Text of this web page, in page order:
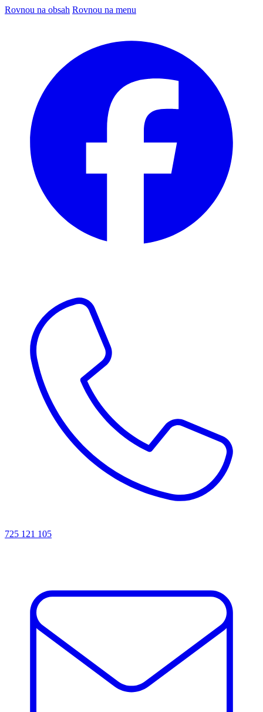
Rovnou na obsah Rovnou na menu
725 121 105